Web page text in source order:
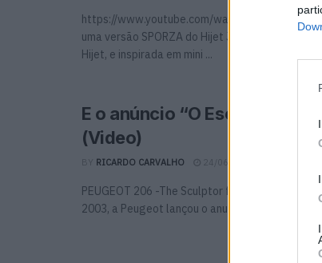
https://www.youtube.com/
uma versão SPORZA do Hijet Jumbo, baseada
Hijet, e inspirada em mini ...
E o anúncio “O Escultor ” já
(Video)
BY RICARDO CARVALHO 24/06/2024
PEUGEOT 206 -The Sculptor from Matthijs van
2003, a Peugeot lançou o anuncio de televisão